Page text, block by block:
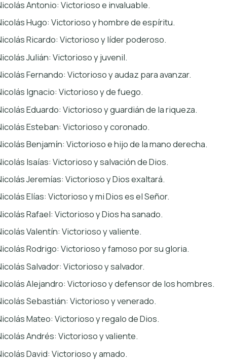
Antonio: Victorioso e invaluable.
Hugo: Victorioso y hombre de espíritu.
Ricardo: Victorioso y líder poderoso.
Julián: Victorioso y juvenil.
Fernando: Victorioso y audaz para avanzar.
Ignacio: Victorioso y de fuego.
Eduardo: Victorioso y guardián de la riqueza.
Esteban: Victorioso y coronado.
Benjamín: Victorioso e hijo de la mano derecha.
Isaías: Victorioso y salvación de Dios.
Jeremías: Victorioso y Dios exaltará.
Elías: Victorioso y mi Dios es el Señor.
Rafael: Victorioso y Dios ha sanado.
Valentín: Victorioso y valiente.
Rodrigo: Victorioso y famoso por su gloria.
Salvador: Victorioso y salvador.
Alejandro: Victorioso y defensor de los hombres.
Sebastián: Victorioso y venerado.
Mateo: Victorioso y regalo de Dios.
Andrés: Victorioso y valiente.
David: Victorioso y amado.